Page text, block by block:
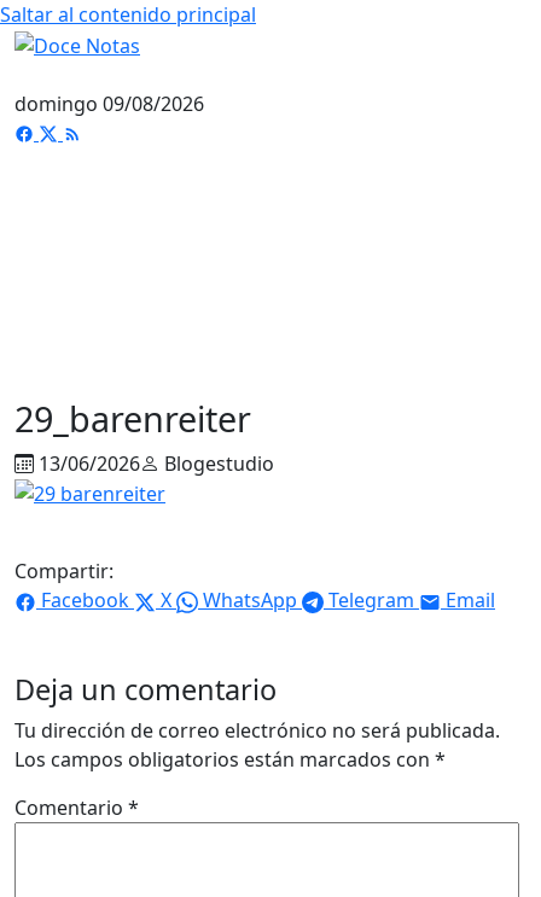
Saltar al contenido principal
domingo 09/08/2026
29_barenreiter
13/06/2026 Blogestudio
Compartir:
Facebook
X WhatsApp Telegram Email
Deja un comentario
Tu dirección de correo electrónico no será publicada.
Los campos obligatorios están marcados con *
Comentario *